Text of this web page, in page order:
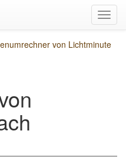
von Lichtminute